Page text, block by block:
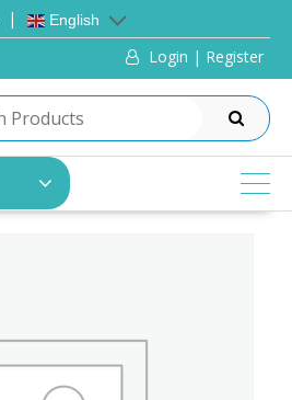
English
Login | Register
SEARCH